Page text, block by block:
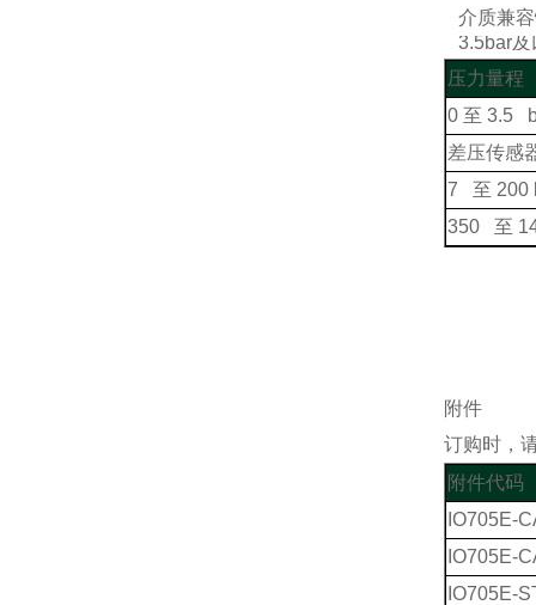
介质兼
3.5bar
压力量程
0至3.5
差压传感
7至 200
350至
附件
订购时，
附件代码
IO705E-
IO705E-
IO705E-